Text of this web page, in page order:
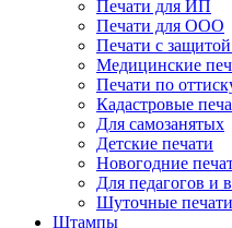
Печати для ИП
Печати для ООО
Печати с
Медицинские
Печати по
Кадастровые
Для самозанятых
Детские печати
Новогодние
Для педагогов и
Шуточные печати
Штампы